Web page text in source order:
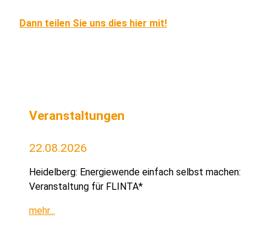
Dann teilen Sie uns dies hier mit!
Veranstaltungen
22.08.2026
Heidelberg: Energiewende einfach selbst machen:
Veranstaltung für FLINTA*
mehr...